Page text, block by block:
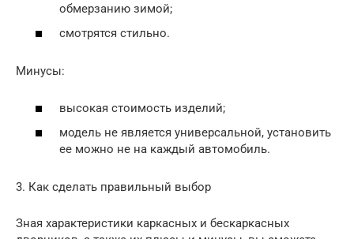
обмерзанию зимой;
смотрятся стильно.
Минусы:
высокая стоимость изделий;
модель не является универсальной, установить
ее можно не на каждый автомобиль.
3. Как сделать правильный выбор
Зная характеристики каркасных и бескаркасных